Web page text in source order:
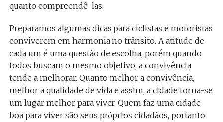
quanto compreendê-las.
Preparamos algumas dicas para ciclistas e motoristas
conviverem em harmonia no trânsito. A atitude de
cada um é uma questão de escolha, porém quando
todos buscam o mesmo objetivo, a convivência
tende a melhorar. Quanto melhor a convivência,
melhor a qualidade de vida e assim, a cidade torna-se
um lugar melhor para viver. Quem faz uma cidade
boa para viver são seus próprios cidadãos, portanto